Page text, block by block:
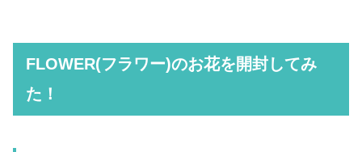
FLOWER(フラワー)のお花を開封してみ
た！